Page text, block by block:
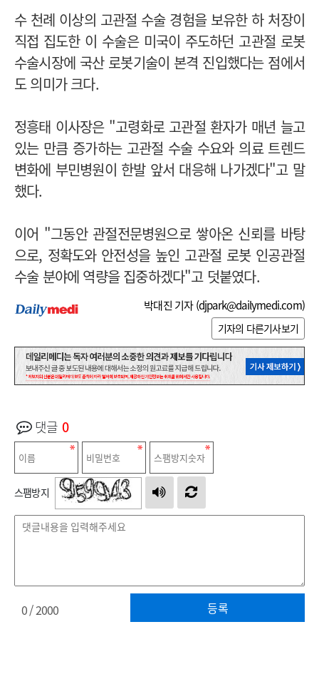
수 천례 이상의 고관절 수술 경험을 보유한 하 처장이
직접 집도한 이 수술은 미국이 주도하던 고관절 로봇
수술시장에 국산 로봇기술이 본격 진입했다는 점에서
도 의미가 크다.
정흥태 이사장은 "고령화로 고관절 환자가 매년 늘고
있는 만큼 증가하는 고관절 수술 수요와 의료 트렌드
변화에 부민병원이 한발 앞서 대응해 나가겠다"고 말
했다.
이어 "그동안 관절전문병원으로 쌓아온 신뢰를 바탕
으로, 정확도와 안전성을 높인 고관절 로봇 인공관절
수술 분야에 역량을 집중하겠다"고 덧붙였다.
박대진 기자 (djpark@dailymedi.com)
기자의 다른기사보기
댓글 0
스팸방지
등록
0/ 2000